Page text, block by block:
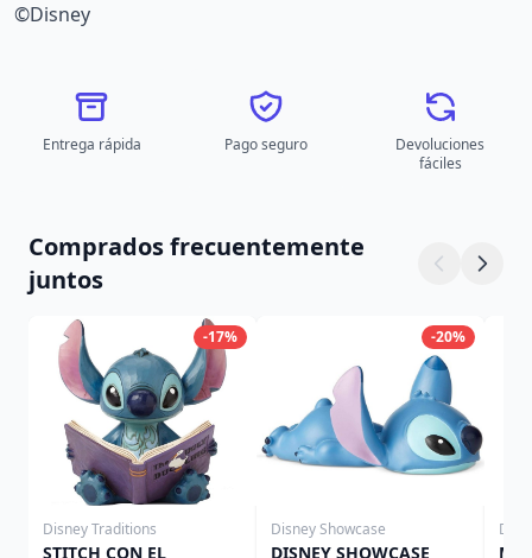
©Disney
Entrega rápida Pago seguro
Devoluciones
fáciles
Comprados frecuentemente
juntos
-17%
Disney Traditions
STITCH CON EL
-20%
Disney Showcase
DISNEY SHOWCASE